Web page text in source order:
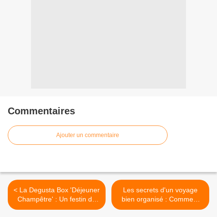
Commentaires
Ajouter un commentaire
< La Degusta Box 'Déjeuner
Champêtre' : Un festin de
saveurs à savourer !
Les secrets d'un voyage
bien organisé : Comment
choisir le vanity case parfait